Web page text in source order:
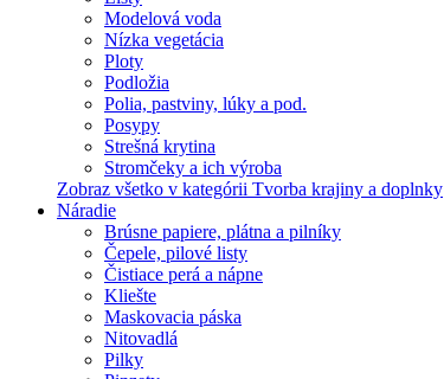
Modelová voda
Nízka vegetácia
Ploty
Podložia
Polia, pastviny, lúky a pod.
Posypy
Strešná krytina
Stromčeky a ich výroba
Zobraz všetko v kategórii Tvorba krajiny a doplnky
Náradie
Brúsne papiere, plátna a pilníky
Čepele, pilové listy
Čistiace perá a nápne
Kliešte
Maskovacia páska
Nitovadlá
Pilky